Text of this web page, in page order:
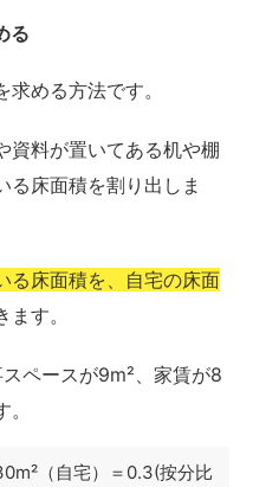
る
める方法です。
資料が置いてある机や棚
る床面積を割り出しま
る床面積を、自宅の床面
す。
ペースが9m²、家賃が8
（自宅）＝0.3(按分比